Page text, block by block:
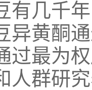
有几千
异黄酮
过最为
人群研